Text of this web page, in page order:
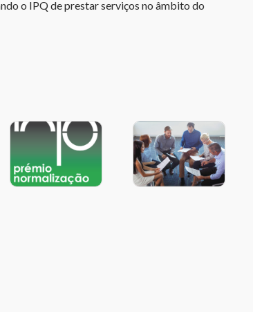
o IPQ de prestar serviços no âmbito do